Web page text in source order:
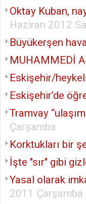
Oktay Kuban,
Haziran 2012
Büyükerşen
MUHAMMEDİ
Eskişehir/
Eskişehir’de
Tramvay
Çarşamba
Korktukları bir
İşte "sır" gibi
Yasal olarak
2011 Çarşamba